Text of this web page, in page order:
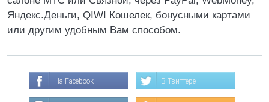
Яндекс.Деньги, QIWI Кошелек, бонусными картами
или другим удобным Вам способом.
На Facebook В Твиттере